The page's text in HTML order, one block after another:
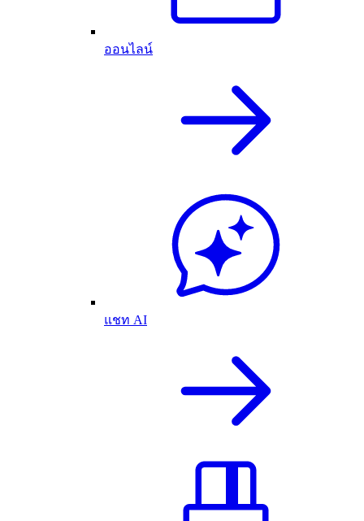
ออนไลน์
แชท AI